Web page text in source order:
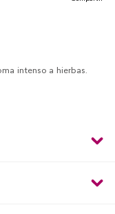
intenso a hierbas.